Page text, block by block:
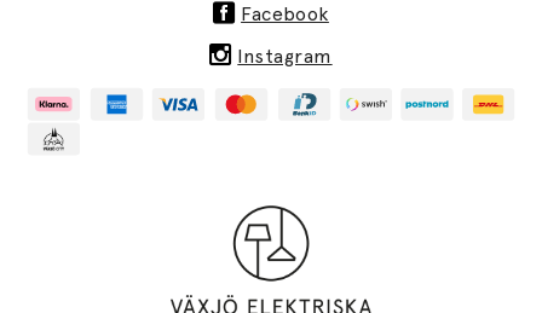
Facebook
Instagram